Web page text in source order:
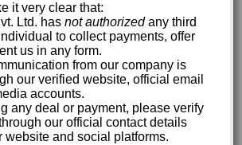
Плинко
как работает Плинко?
риска: стратегия или
различных вариаций Плинко
в Плинко: мифы и
игры в Плинко онлайн
it very clear that:
Ltd. hasnot authorizedany third
to collect payments, offer
us in any form.
from our company is
our verified website, official email
accounts.
any deal or payment, please verify
our official contact details
website and social platforms.